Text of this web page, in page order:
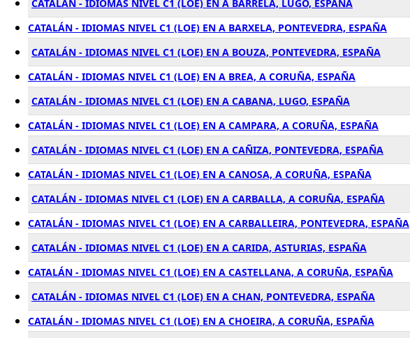
CATALÁN - IDIOMAS NIVEL C1 (LOE) EN A BARRELA, LUGO, ESPAÑA
CATALÁN - IDIOMAS NIVEL C1 (LOE) EN A BARXELA, PONTEVEDRA, ESPAÑA
CATALÁN - IDIOMAS NIVEL C1 (LOE) EN A BOUZA, PONTEVEDRA, ESPAÑA
CATALÁN - IDIOMAS NIVEL C1 (LOE) EN A BREA, A CORUÑA, ESPAÑA
CATALÁN - IDIOMAS NIVEL C1 (LOE) EN A CABANA, LUGO, ESPAÑA
CATALÁN - IDIOMAS NIVEL C1 (LOE) EN A CAMPARA, A CORUÑA, ESPAÑA
CATALÁN - IDIOMAS NIVEL C1 (LOE) EN A CAÑIZA, PONTEVEDRA, ESPAÑA
CATALÁN - IDIOMAS NIVEL C1 (LOE) EN A CANOSA, A CORUÑA, ESPAÑA
CATALÁN - IDIOMAS NIVEL C1 (LOE) EN A CARBALLA, A CORUÑA, ESPAÑA
CATALÁN - IDIOMAS NIVEL C1 (LOE) EN A CARBALLEIRA, PONTEVEDRA, ESPAÑA
CATALÁN - IDIOMAS NIVEL C1 (LOE) EN A CARIDA, ASTURIAS, ESPAÑA
CATALÁN - IDIOMAS NIVEL C1 (LOE) EN A CASTELLANA, A CORUÑA, ESPAÑA
CATALÁN - IDIOMAS NIVEL C1 (LOE) EN A CHAN, PONTEVEDRA, ESPAÑA
CATALÁN - IDIOMAS NIVEL C1 (LOE) EN A CHOEIRA, A CORUÑA, ESPAÑA